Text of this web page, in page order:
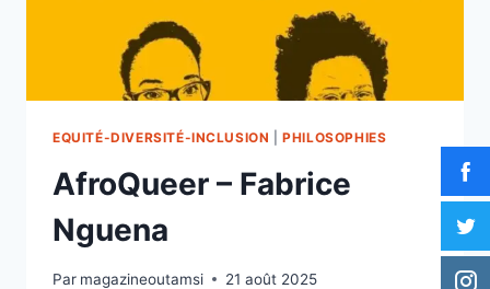
EQUITÉ-DIVERSITÉ-INCLUSION |PHILOSOPHIES
AfroQueer – Fabrice
Nguena
Par magazineoutamsi 21 août 2025